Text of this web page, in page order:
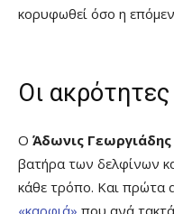
κορυφωθεί όσο η
Οι
Ο Άδωνις Γεωργιάδης
βατήρα των δελφίνων
κάθε τρόπο. Και πρώτα
«καρφιά» που ανά